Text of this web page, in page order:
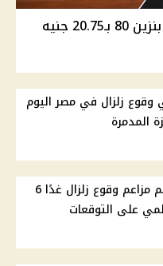
أسعار الوقود في مصر اليوم .. بنزين 80 بـ20.75 جنيه
وقوع زلزال في مصر اليوم
المدمرة
البحوث الفلكية تحسم مزاعم وقوع زلزال غدًا 6
على التوقعات